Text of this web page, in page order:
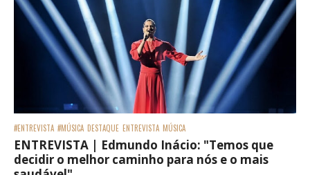
#ENTREVISTA #MÚSICA DESTAQUE ENTREVISTA MÚSICA
ENTREVISTA | Edmundo Inácio: "Temos que
decidir o melhor caminho para nós e o mais